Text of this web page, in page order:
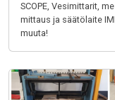
SCOPE, Vesimittarit,
mittaus ja säätölaite
muuta!